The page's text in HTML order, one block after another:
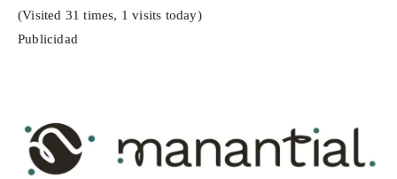
(Visited 31 times, 1 visits today)
Publicidad